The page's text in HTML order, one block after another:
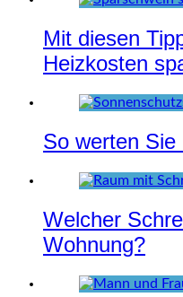
Mit diesen
Heizkosten
So werten
Welcher
Wohnung?